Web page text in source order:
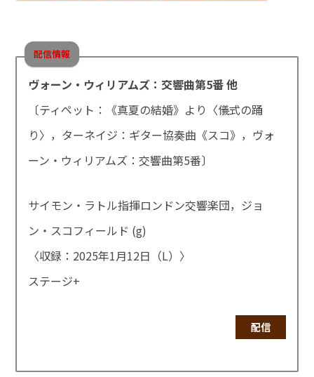
配信情報
ヴォーン・ウィリアムズ：交響曲第5番 他
〔ティペット：《真夏の結婚》より〈儀式の踊
り〉，ターネイジ：ギター協奏曲《スコ》，ヴォ
ーン・ウィリアムズ：交響曲第5番〕
サイモン・ラトル指揮ロンドン交響楽団，ジョ
ン・スコフィールド (g)
〈収録：2025年1月12日（L）〉
ステージ+
配信